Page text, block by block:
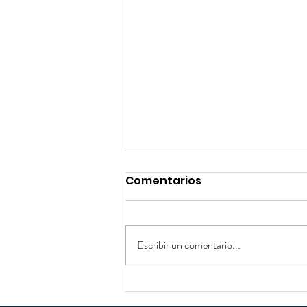
¿Cómo desarrollo el
Comentarios
Escribir un comentario...